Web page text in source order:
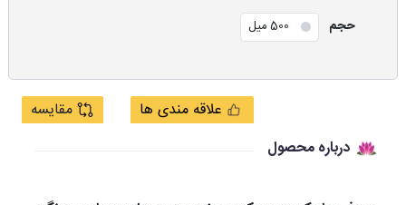
حجم
500 میل
علاقه مندی ها
مقایسه
درباره محصول